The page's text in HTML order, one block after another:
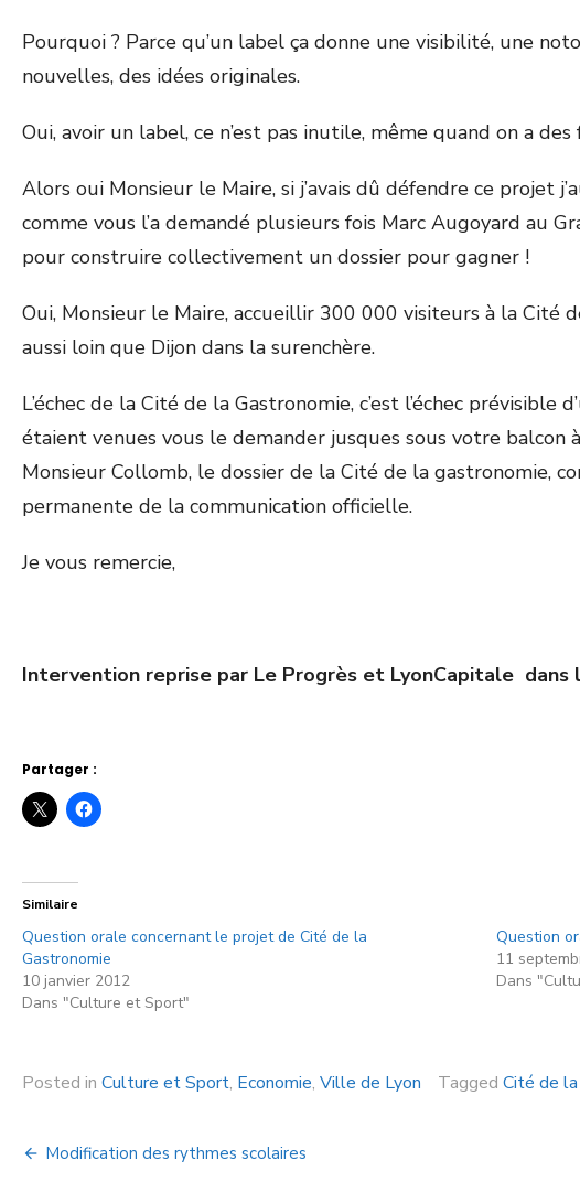
Pourquoi ? Parce qu’un label ça donne une visibilité, une
nouvelles, des idées originales.
Oui, avoir un label, ce n’est pas inutile, même quand on a
Alors oui Monsieur le Maire, si j’avais dû défendre ce projet
comme vous l’a demandé plusieurs fois Marc Augoyard au
pour construire collectivement un dossier pour gagner !
Oui, Monsieur le Maire, accueillir 300 000 visiteurs à la Cité
aussi loin que Dijon dans la surenchère.
L’échec de la Cité de la Gastronomie, c’est l’échec
étaient venues vous le demander jusques sous votre balcon
Monsieur Collomb, le dossier de la Cité de la gastronomie,
permanente de la communication officielle.
Je vous remercie,
Intervention reprise par Le Progrès et LyonCapitale dans
Partager :
Similaire
Question orale concernant le projet de Cité de la
Gastronomie
10 janvier 2012
Dans "Culture et Sport"
Question
11
Dans
Posted in Culture et Sport, Economie, Ville de Lyon Tagged Cité de
Modification des rythmes scolaires